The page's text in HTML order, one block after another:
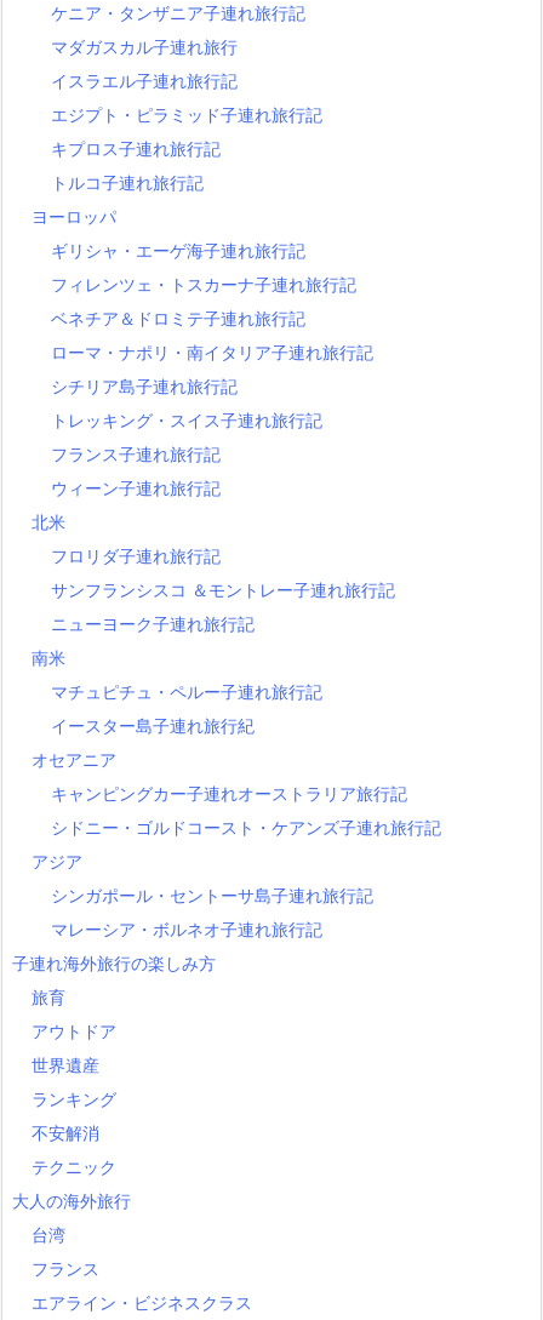
ケニア・タンザニア子連れ旅行記
マダガスカル子連れ旅行
イスラエル子連れ旅行記
エジプト・ピラミッド子連れ旅行記
キプロス子連れ旅行記
トルコ子連れ旅行記
ヨーロッパ
ギリシャ・エーゲ海子連れ旅行記
フィレンツェ・トスカーナ子連れ旅行記
ベネチア＆ドロミテ子連れ旅行記
ローマ・ナポリ・南イタリア子連れ旅行記
シチリア島子連れ旅行記
トレッキング・スイス子連れ旅行記
フランス子連れ旅行記
ウィーン子連れ旅行記
北米
フロリダ子連れ旅行記
サンフランシスコ ＆モントレー子連れ旅行記
ニューヨーク子連れ旅行記
南米
マチュピチュ・ペルー子連れ旅行記
イースター島子連れ旅行紀
オセアニア
キャンピングカー子連れオーストラリア旅行記
シドニー・ゴルドコースト・ケアンズ子連れ旅行記
アジア
シンガポール・セントーサ島子連れ旅行記
マレーシア・ボルネオ子連れ旅行記
子連れ海外旅行の楽しみ方
旅育
アウトドア
世界遺産
ランキング
不安解消
テクニック
大人の海外旅行
台湾
フランス
エアライン・ビジネスクラス